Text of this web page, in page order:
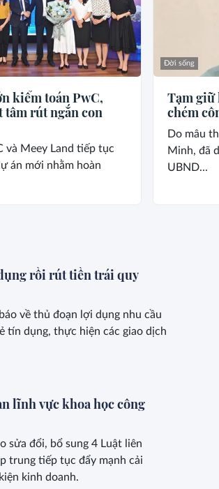
kiểm toán PwC,
tâm rút ngắn con
và Meey Land tiếp tục
án mới nhằm hoàn
Đời sống
Tạm giữ
chém
Do mâu
Minh, đã
UBND...
rồi rút tiền trái quy
về thủ đoạn lợi dụng nhu cầu
tín dụng, thực hiện các giao dịch
lĩnh vực khoa học công
sửa đổi, bổ sung 4 Luật liên
trung tiếp tục đẩy mạnh cải
kinh doanh.